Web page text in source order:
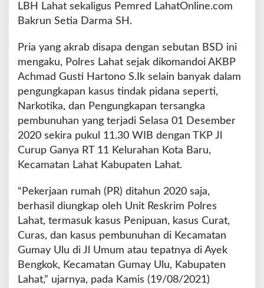
LBH Lahat sekaligus Pemred LahatOnline.com
Bakrun Setia Darma SH.
Pria yang akrab disapa dengan sebutan BSD ini
mengaku, Polres Lahat sejak dikomandoi AKBP
Achmad Gusti Hartono S.Ik selain banyak dalam
pengungkapan kasus tindak pidana seperti,
Narkotika, dan Pengungkapan tersangka
pembunuhan yang terjadi Selasa 01 Desember
2020 sekira pukul 11.30 WIB dengan TKP Jl
Curup Ganya RT 11 Kelurahan Kota Baru,
Kecamatan Lahat Kabupaten Lahat.
“Pekerjaan rumah (PR) ditahun 2020 saja,
berhasil diungkap oleh Unit Reskrim Polres
Lahat, termasuk kasus Penipuan, kasus Curat,
Curas, dan kasus pembunuhan di Kecamatan
Gumay Ulu di Jl Umum atau tepatnya di Ayek
Bengkok, Kecamatan Gumay Ulu, Kabupaten
Lahat,” ujarnya, pada Kamis (19/08/2021)